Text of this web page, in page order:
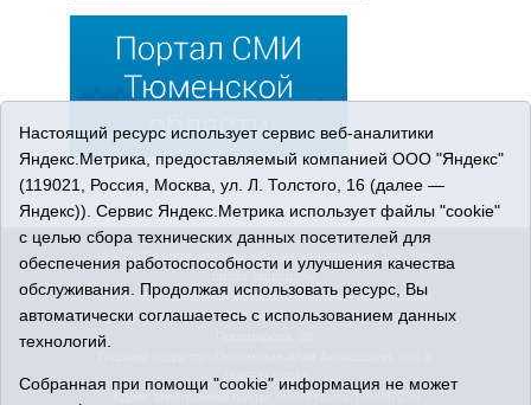
© 2026 Сетевое издание «Ишимская правда». 16+. Все
права защищены.
© При использовании материалов ссылка обязательна.
Адрес редакции: 627750 Тюменская область, г. Ишим, ул.
(34551) 23814
Адрес электронной почты:
IshimPravda-1@obl72.ru
Настоящий ресурс использует сервис веб-аналитики
Яндекс.Метрика, предоставляемый компанией ООО "Яндекс"
(119021, Россия, Москва, ул. Л. Толстого, 16 (далее —
Яндекс)). Сервис Яндекс.Метрика использует файлы "cookie"
с целью сбора технических данных посетителей для
обеспечения работоспособности и улучшения качества
обслуживания. Продолжая использовать ресурс, Вы
автоматически соглашаетесь с использованием данных
технологий.
Собранная при помощи "cookie" информация не может